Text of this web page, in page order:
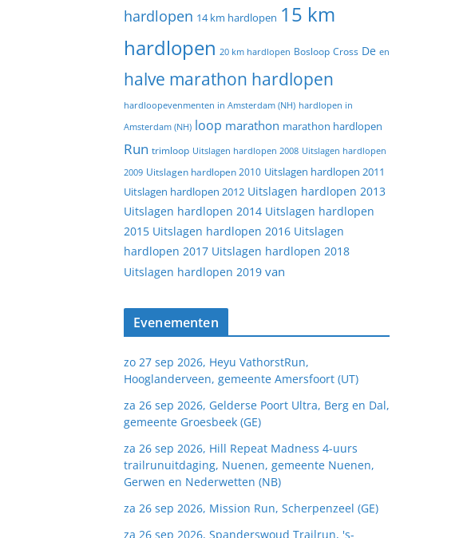
hardlopen 14 km hardlopen 15 km
hardlopen 20 km hardlopen Bosloop Cross De en
halve marathon hardlopen
hardloopevenmenten in Amsterdam (NH) hardlopen in
Amsterdam (NH) loop marathon marathon hardlopen
Run trimloop Uitslagen hardlopen 2008 Uitslagen hardlopen
2009 Uitslagen hardlopen 2010 Uitslagen hardlopen 2011
Uitslagen hardlopen 2012 Uitslagen hardlopen 2013
Uitslagen hardlopen 2014 Uitslagen hardlopen
2015 Uitslagen hardlopen 2016 Uitslagen
hardlopen 2017 Uitslagen hardlopen 2018
Uitslagen hardlopen 2019 van
Evenementen
zo 27 sep 2026, Heyu VathorstRun,
Hooglanderveen, gemeente Amersfoort (UT)
za 26 sep 2026, Gelderse Poort Ultra, Berg en Dal,
gemeente Groesbeek (GE)
za 26 sep 2026, Hill Repeat Madness 4-uurs
trailrunuitdaging, Nuenen, gemeente Nuenen,
Gerwen en Nederwetten (NB)
za 26 sep 2026, Mission Run, Scherpenzeel (GE)
za 26 sep 2026, Spanderswoud Trailrun, 's-